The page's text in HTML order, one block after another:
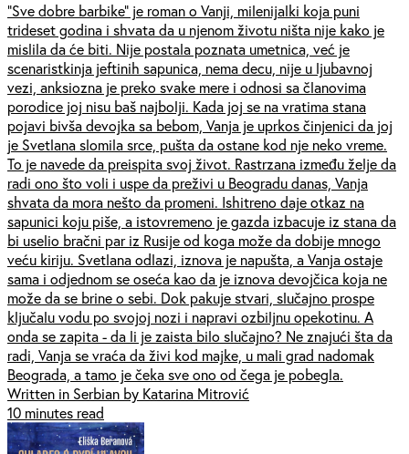
“Sve dobre barbike” je roman o Vanji, milenijalki koja puni
trideset godina i shvata da u njenom životu ništa nije kako je
mislila da će biti. Nije postala poznata umetnica, već je
scenaristkinja jeftinih sapunica, nema decu, nije u ljubavnoj
vezi, anksiozna je preko svake mere i odnosi sa članovima
porodice joj nisu baš najbolji. Kada joj se na vratima stana
pojavi bivša devojka sa bebom, Vanja je uprkos činjenici da joj
je Svetlana slomila srce, pušta da ostane kod nje neko vreme.
To je navede da preispita svoj život. Rastrzana između želje da
radi ono što voli i uspe da preživi u Beogradu danas, Vanja
shvata da mora nešto da promeni. Ishitreno daje otkaz na
sapunici koju piše, a istovremeno je gazda izbacuje iz stana da
bi uselio bračni par iz Rusije od koga može da dobije mnogo
veću kiriju. Svetlana odlazi, iznova je napušta, a Vanja ostaje
sama i odjednom se oseća kao da je iznova devojčica koja ne
može da se brine o sebi. Dok pakuje stvari, slučajno prospe
ključalu vodu po svojoj nozi i napravi ozbiljnu opekotinu. A
onda se zapita - da li je zaista bilo slučajno? Ne znajući šta da
radi, Vanja se vraća da živi kod majke, u mali grad nadomak
Beograda, a tamo je čeka sve ono od čega je pobegla.
Written in Serbian by Katarina Mitrović
10 minutes read